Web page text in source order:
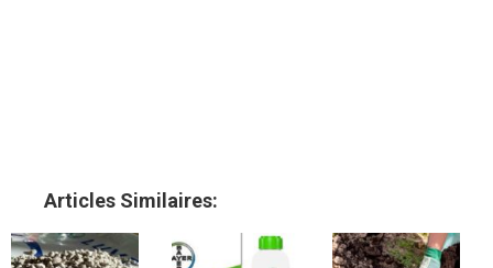
Articles Similaires: